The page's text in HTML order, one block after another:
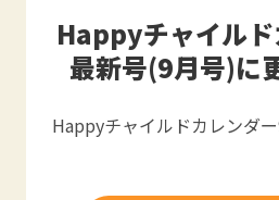
Happyチャイルド
最新号(9月号)に
Happyチャイルドカレンダ